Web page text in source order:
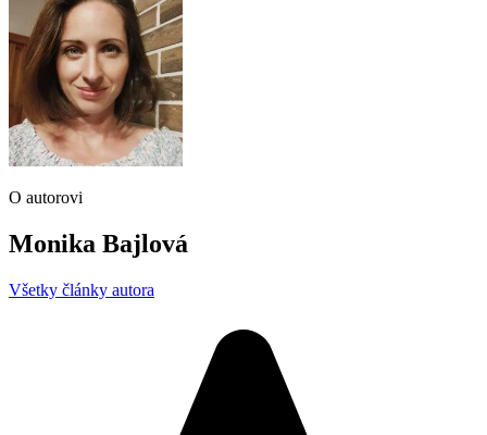
O autorovi
Monika Bajlová
Všetky články autora